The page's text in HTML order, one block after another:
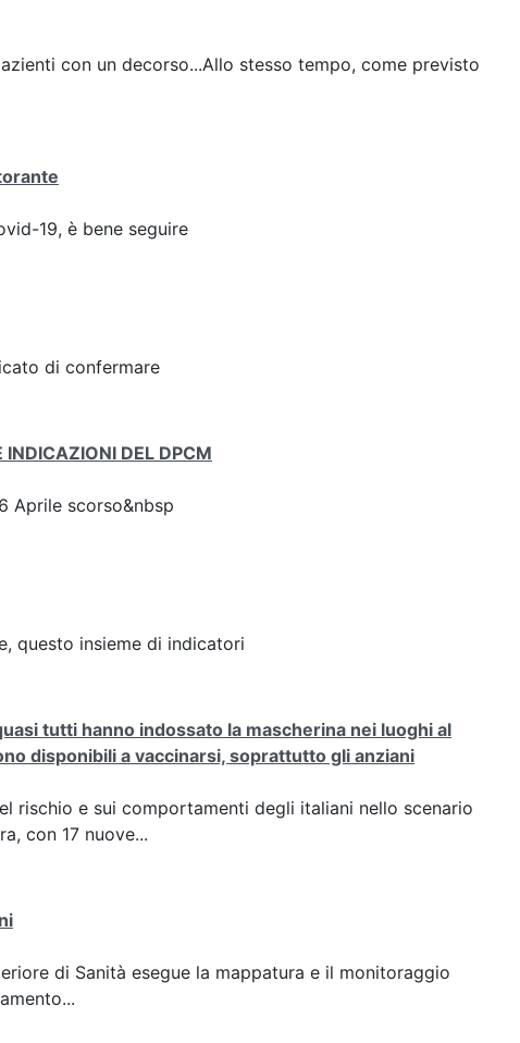
con un decorso...Allo stesso tempo, come previsto
19, è bene seguire
di confermare
INDICAZIONI DEL DPCM
Aprile scorso&nbsp
questo insieme di indicatori
tutti hanno indossato la mascherina nei luoghi al
disponibili a vaccinarsi, soprattutto gli anziani
rischio e sui comportamenti degli italiani nello scenario
con 17 nuove...
di Sanità esegue la mappatura e il monitoraggio